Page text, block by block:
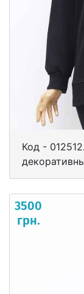
Код -
3500
грн.